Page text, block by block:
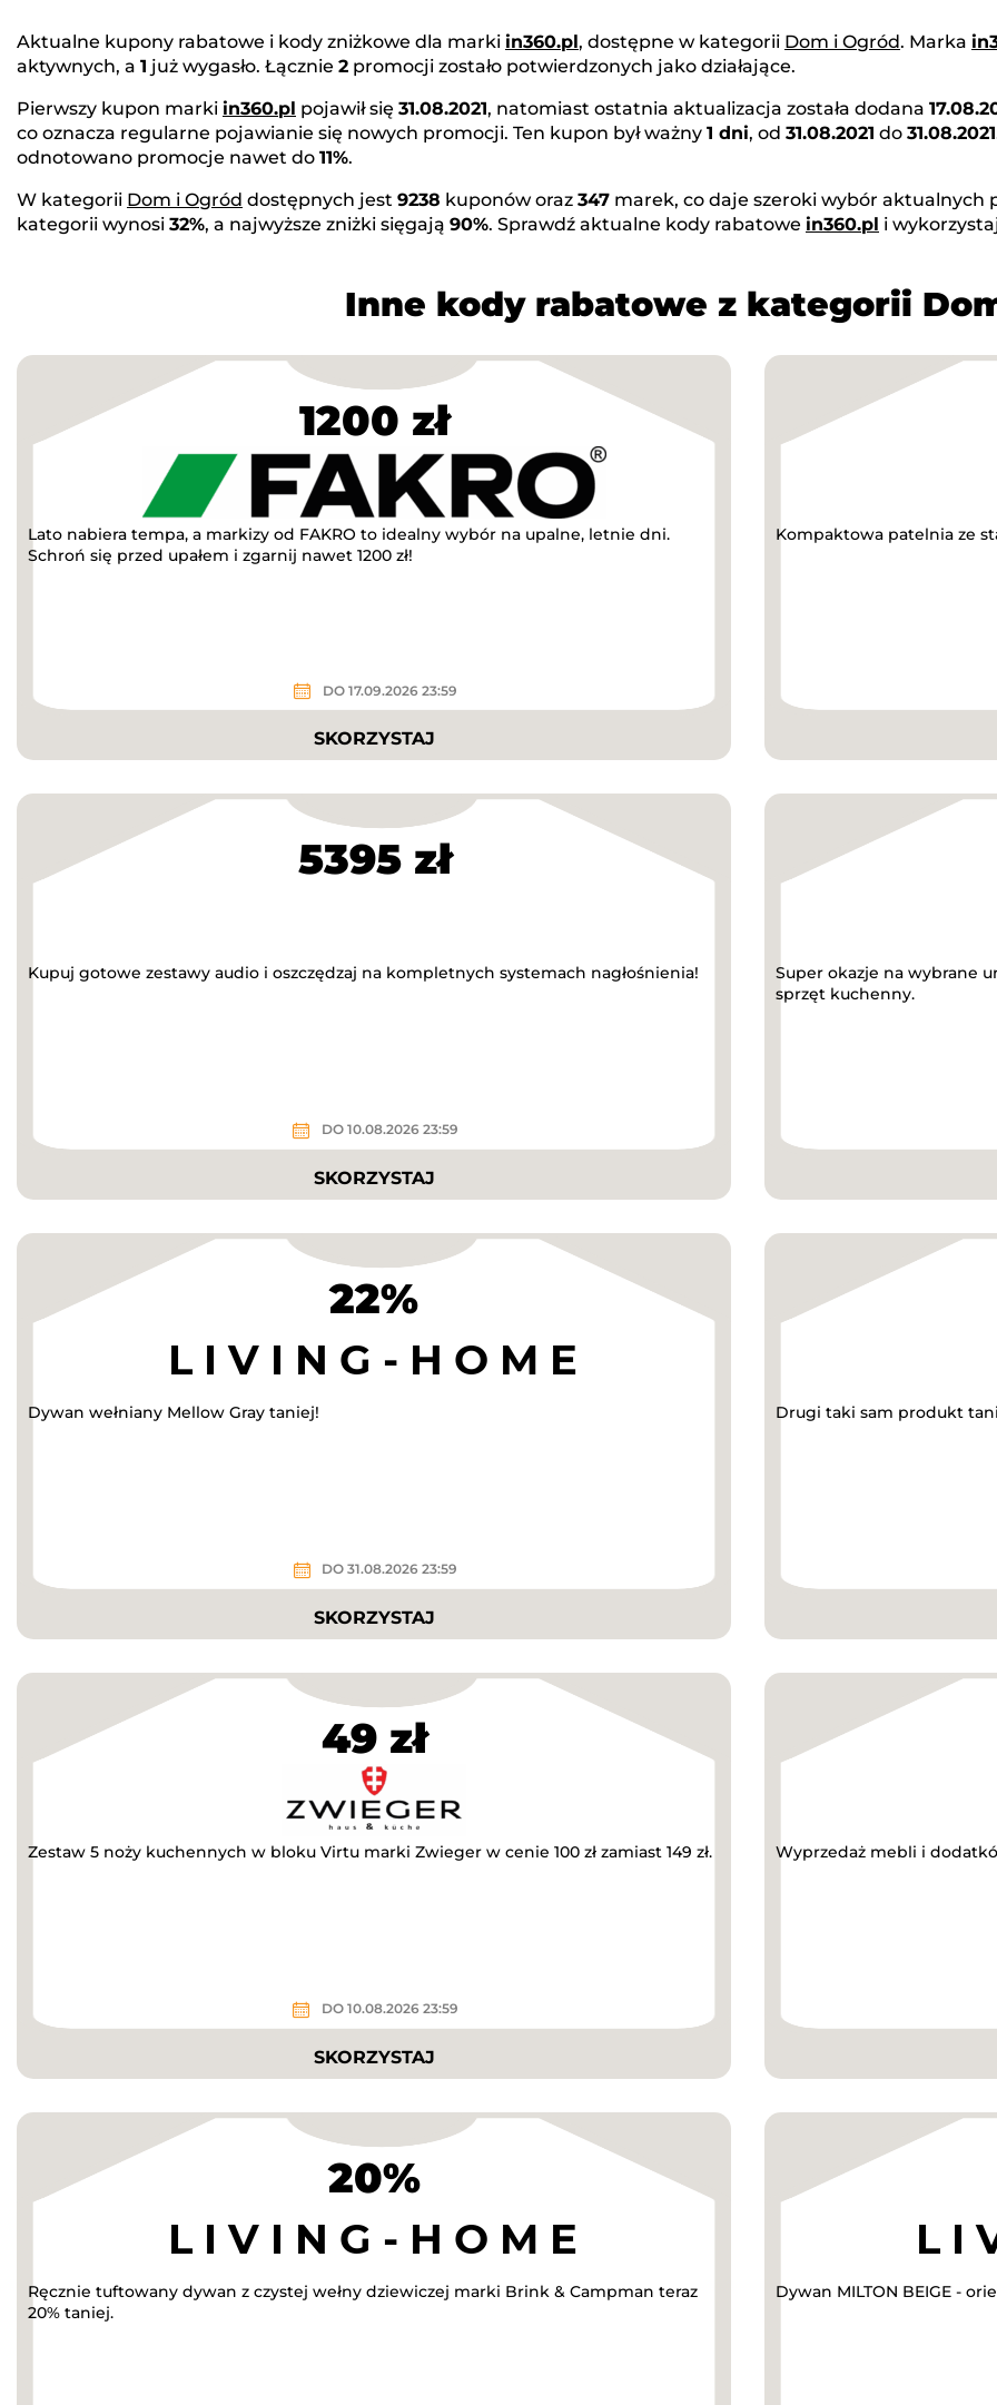
Aktualne kupony rabatowe i kody zniżkowe dla marki in360.pl, dostępne w kategorii Dom i Ogród. Marka
aktywnych, a 1 już wygasło. Łącznie 2 promocji zostało potwierdzonych jako działające.
Pierwszy kupon marki in360.pl pojawił się 31.08.2021, natomiast ostatnia aktualizacja została dodana
co oznacza regularne pojawianie się nowych promocji. Ten kupon był ważny 1 dni, od 31.08.2021 do 31.08.2021
odnotowano promocje nawet do 11%.
W kategorii Dom i Ogród dostępnych jest 9238 kuponów oraz 347 marek, co daje szeroki wybór
kategorii wynosi 32%, a najwyższe zniżki sięgają 90%. Sprawdź aktualne kody rabatowe in360.pl i
Inne kody rabatowe z kategorii
1200 zł
Lato nabiera tempa, a markizy od FAKRO to idealny wybór na upalne, letnie dni.
Schroń się przed upałem i zgarnij nawet 1200 zł!
DO 17.09.2026 23:59
SKORZYSTAJ
Kompaktowa patelnia ze
5395 zł
Kupuj gotowe zestawy audio i oszczędzaj na kompletnych systemach nagłośnienia!
DO 10.08.2026 23:59
SKORZYSTAJ
Super okazje na wybrane
sprzęt kuchenny.
22%
Dywan wełniany Mellow Gray taniej!
DO 31.08.2026 23:59
SKORZYSTAJ
Drugi taki sam produkt
49 zł
Zestaw 5 noży kuchennych w bloku Virtu marki Zwieger w cenie 100 zł zamiast 149 zł.
DO 10.08.2026 23:59
SKORZYSTAJ
Wyprzedaż mebli i
20%
Ręcznie tuftowany dywan z czystej wełny dziewiczej marki Brink & Campman teraz
20% taniej.
Dywan MILTON BEIGE -